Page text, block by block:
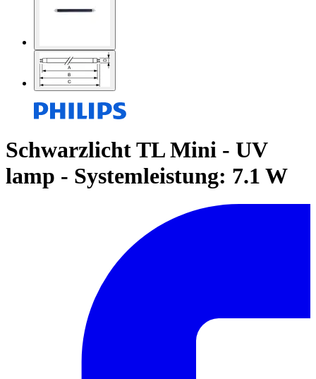
Schwarzlicht TL Mini - UV
lamp - Systemleistung: 7.1 W